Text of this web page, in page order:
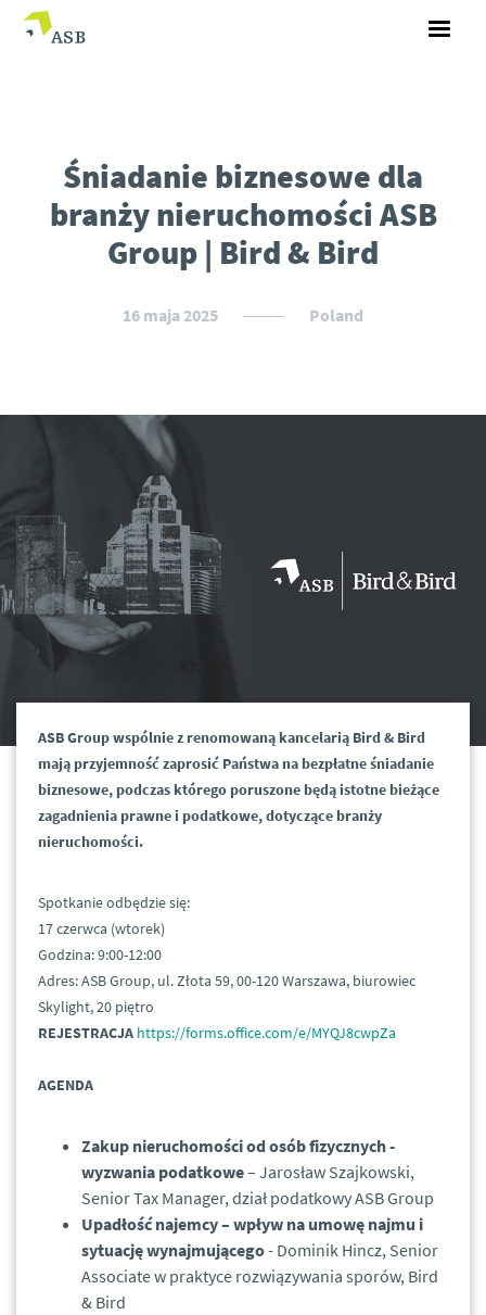
Śniadanie biznesowe dla
branży nieruchomości ASB
Group | Bird & Bird
16 maja 2025 Poland
ASB Group wspólnie z renomowaną kancelarią Bird & Bird
mają przyjemność zaprosić Państwa na bezpłatne śniadanie
biznesowe, podczas którego poruszone będą istotne bieżące
zagadnienia prawne i podatkowe, dotyczące branży
nieruchomości.
Spotkanie odbędzie się:
17 czerwca (wtorek)
Godzina: 9:00-12:00
Adres: ASB Group, ul. Złota 59, 00-120 Warszawa, biurowiec
Skylight, 20 piętro
REJESTRACJA https://forms.office.com/e/MYQJ8cwpZa
AGENDA
Zakup nieruchomości od osób fizycznych -
wyzwania podatkowe– Jarosław Szajkowski,
Senior Tax Manager, dział podatkowy ASB Group
Upadłość najemcy – wpływ na umowę najmu i
sytuację wynajmującego- Dominik Hincz, Senior
Associate w praktyce rozwiązywania sporów, Bird
& Bird